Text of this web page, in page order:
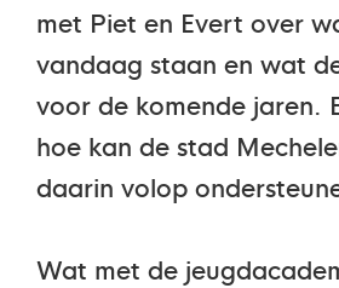
met Piet en Evert over
vandaag staan en wat
voor de komende jaren.
hoe kan de stad
daarin volop
Wat met de